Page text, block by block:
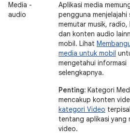
Media -
audio
Aplikasi media
pengguna menjelajahi
memutar musik,
dan konten audio
mobil. Lihat
media untuk mobil
mengetahui informasi
selengkapnya.
Penting: Kategori
mencakup konten
kategori Video
tentang aplikasi yang
video.